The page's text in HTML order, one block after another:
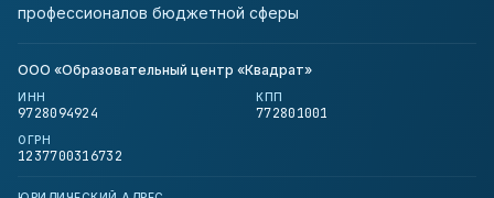
профессионалов бюджетной сферы
ООО «Образовательный центр «Квадрат»
ИНН
9728094924
КПП
772801001
ОГРН
1237700316732